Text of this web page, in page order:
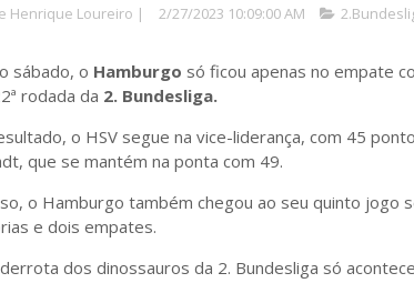
Henrique Loureiro | 2/27/2023 10:09:00 AM
sábado, o Hamburgo só ficou apenas no empate
rodada da 2. Bundesliga.
o HSV segue na vice-liderança, com 45
que se mantém na ponta com 49.
o Hamburgo também chegou ao seu quinto jogo
e dois empates.
dos dinossauros da 2. Bundesliga só